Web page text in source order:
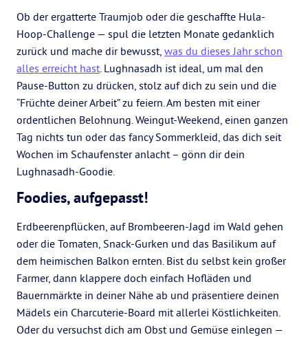
Ob der ergatterte Traumjob oder die geschaffte Hula-
Hoop-Challenge — spul die letzten Monate gedanklich
zurück und mache dir bewusst, was du dieses Jahr schon
alles erreicht hast. Lughnasadh ist ideal, um mal den
Pause-Button zu drücken, stolz auf dich zu sein und die
“Früchte deiner Arbeit” zu feiern. Am besten mit einer
ordentlichen Belohnung. Weingut-Weekend, einen ganzen
Tag nichts tun oder das fancy Sommerkleid, das dich seit
Wochen im Schaufenster anlacht – gönn dir dein
Lughnasadh-Goodie.
Foodies, aufgepasst!
Erdbeerenpflücken, auf Brombeeren-Jagd im Wald gehen
oder die Tomaten, Snack-Gurken und das Basilikum auf
dem heimischen Balkon ernten. Bist du selbst kein großer
Farmer, dann klappere doch einfach Hofläden und
Bauernmärkte in deiner Nähe ab und präsentiere deinen
Mädels ein Charcuterie-Board mit allerlei Köstlichkeiten.
Oder du versuchst dich am Obst und Gemüse einlegen —